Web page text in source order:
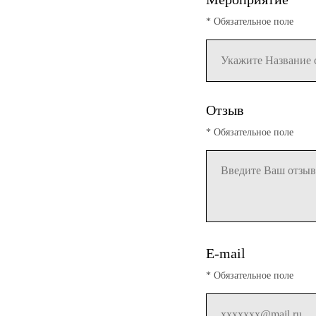
* Обязательное поле
Отзыв
* Обязательное поле
E-mail
* Обязательное поле